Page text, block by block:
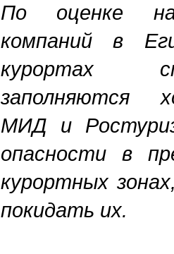
По оценке
компаний в
курортах
заполняются
МИД и
опасности в
курортных
покидать их.